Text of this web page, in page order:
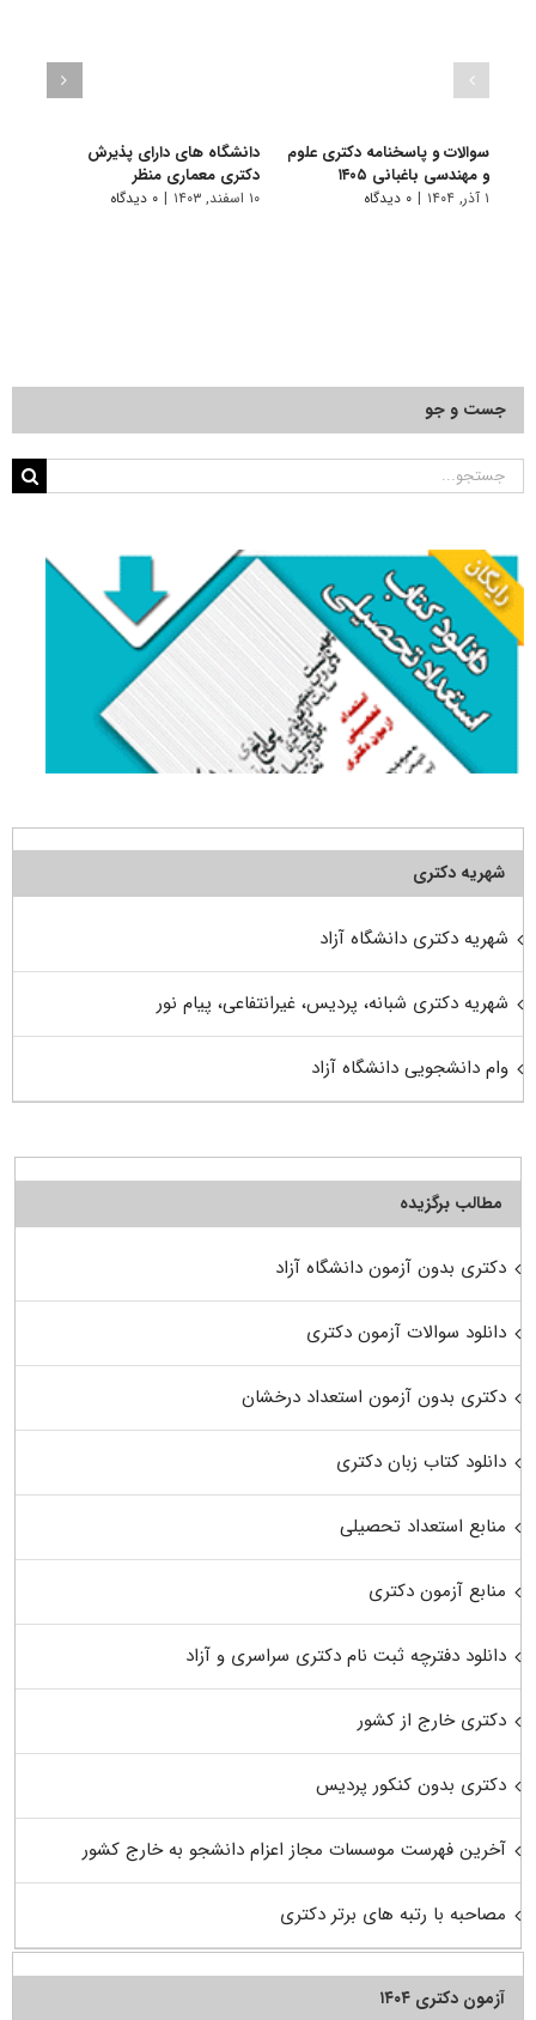
سوالات و پاسخنامه دکتری علوم
و مهندسی باغبانی ۱۴۰۵
۱ آذر, ۱۴۰۴ | ۰ دیدگاه
دانشگاه های دارای پذیرش
دکتری ﻣﻌﻤﺎری منظر
۱۰ اسفند, ۱۴۰۳ | ۰ دیدگاه
جست و جو
جستجو
شهریه دکتری
شهریه دکتری دانشگاه آزاد
شهریه دکتری شبانه، پردیس، غیرانتفاعی، پیام نور
وام دانشجویی دانشگاه آزاد
مطالب برگزیده
دکتری بدون آزمون دانشگاه آزاد
دانلود سوالات آزمون دکتری
دکتری بدون آزمون استعداد درخشان
دانلود کتاب زبان دکتری
منابع استعداد تحصیلی
منابع آزمون دکتری
دانلود دفترچه ثبت نام دکتری سراسری و آزاد
دکتری خارج از کشور
دکتری بدون کنکور پردیس
آخرین فهرست موسسات مجاز اعزام دانشجو به خارج کشور
مصاحبه با رتبه های برتر دکتری
آزمون دکتری ۱۴۰۴